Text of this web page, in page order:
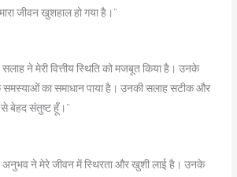
जीवन खुशहाल हो गया है।”
ने मेरी वित्तीय स्थिति को मजबूत किया है। उनके
का समाधान पाया है। उनकी सलाह सटीक और
बेहद संतुष्ट हूँ।”
अनुभव ने मेरे जीवन में स्थिरता और खुशी लाई है। उनके